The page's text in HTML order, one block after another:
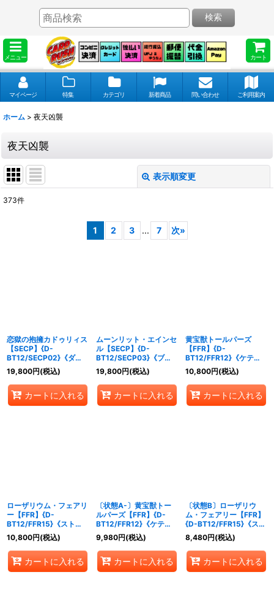
メニュー カート
検索
マイページ 特集 カテゴリ 新着商品 問い合わせ ご利用案内
ホーム > 夜天凶襲
夜天凶襲
表示順変更
373件
1 2 3 ... 7 次»
恋獄の抱擁カドゥリィス
【SECP】{D-
BT12/SECP02}《ダー
クステイツ》
19,800円(税込)
カートに入れる
ムーンリット・エインセ
ル【SECP】{D-
BT12/SECP03}《ブラ
ントゲート》
19,800円(税込)
カートに入れる
黄宝獣トールパーズ
【FFR】{D-
BT12/FFR12}《ケテル
サンクチュアリ》
10,800円(税込)
カートに入れる
ローザリウム・フェアリ
ー【FFR】{D-
BT12/FFR15}《ストイ
ケイア》
10,800円(税込)
カートに入れる
〔状態A-〕黄宝獣トー
ルパーズ【FFR】{D-
BT12/FFR12}《ケテル
サンクチュアリ》
9,980円(税込)
カートに入れる
〔状態B〕ローザリウ
ム・フェアリー【FFR】
{D-BT12/FFR15}《スト
イケイア》
8,480円(税込)
カートに入れる